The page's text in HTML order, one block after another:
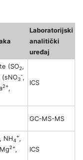
Laboratorijski
analitički
uređaj
(SO2,
(sNO3
-,
2+,
ICS
GC-MS-MS
, NH4
+,
2+,
ICS